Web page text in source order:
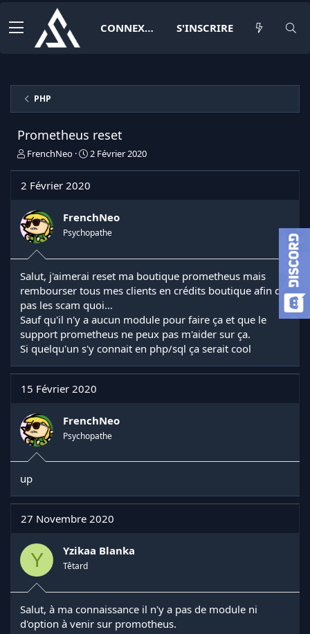
CONNEXION S'INSCRIRE
PHP
Prometheus reset
I
a
t
e
u
d
e
l
d
i
s
c
u
s
i
o
n
FrenchNeo
D
e
e
é
2 Février 2020
2 Février 2020
FrenchNeo
Psychopathe
Salut, j'aimerai reset ma boutique prometheus mais
rembourser tous mes clients en crédits boutique afin de
pas les scam quoi...
Sauf qu'il n'y a aucun module pour faire ça et que le
support prometheus ne peux pas m'aider sur ça.
Si quelqu'un s'y connait en php/sql ça serait cool
15 Février 2020
FrenchNeo
Psychopathe
up
27 Novembre 2020
Y Yzikaa Blanka
Têtard
Salut, à ma connaissance il n'y a pas de module ni
d'option à venir sur promotheus.